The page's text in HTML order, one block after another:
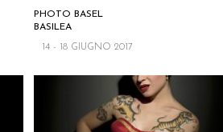
PHOTO BASEL
BASILEA
14 - 18 GIUGNO 2017